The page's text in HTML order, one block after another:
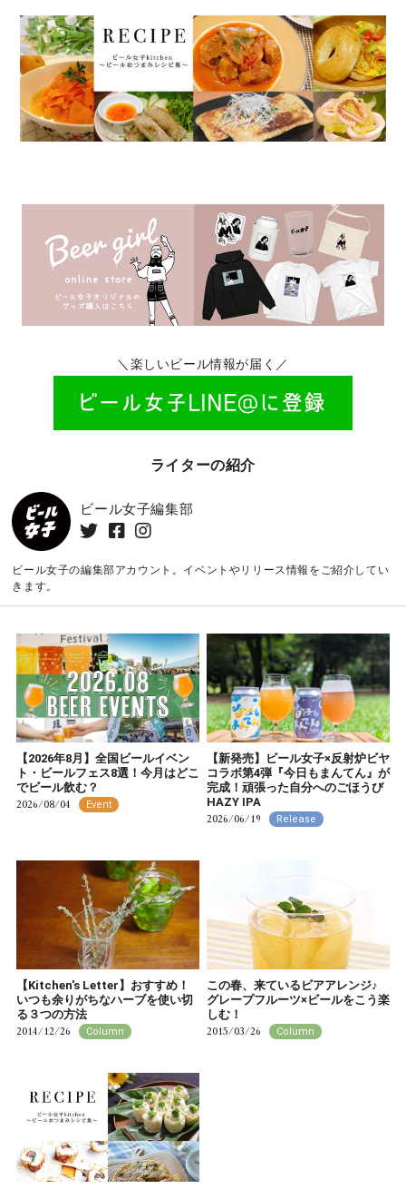
＼楽しいビール情報が届く／
ライターの紹介
ビール女子編集部
ビール女子の編集部アカウント。イベントやリリース情報をご紹介してい
きます。
【2026年8月】全国ビールイベン
ト・ビールフェス8選！今月はどこ
でビール飲む？
2026/08/04 Event
【新発売】ビール女子×反射炉ビヤ
コラボ第4弾『今日もまんてん』が
完成！頑張った自分へのごほうび
HAZY IPA
2026/06/19 Release
【Kitchen's Letter】おすすめ！
いつも余りがちなハーブを使い切
る３つの方法
2014/12/26 Column
この春、来ているビアアレンジ♪
グレープフルーツ×ビールをこう楽
しむ！
2015/03/26 Column